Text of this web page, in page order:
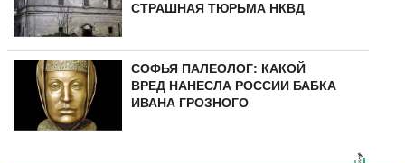
СТРАШНАЯ ТЮРЬМА НКВД
СОФЬЯ ПАЛЕОЛОГ: КАКОЙ
ВРЕД НАНЕСЛА РОССИИ БАБКА
ИВАНА ГРОЗНОГО